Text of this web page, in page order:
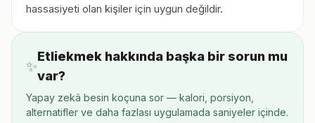
hassasiyeti olan kişiler için uygun değildir.
✨
Etliekmek hakkında başka bir sorun mu
var?
Yapay zekâ besin koçuna sor — kalori, porsiyon,
alternatifler ve daha fazlası uygulamada saniyeler içinde.